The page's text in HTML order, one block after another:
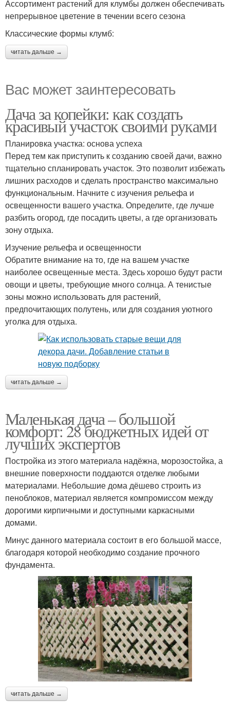
Ассортимент растений для клумбы должен обеспечивать
непрерывное цветение в течении всего сезона
Классические формы клумб:
читать дальше →
Вас может заинтересовать
Дача за копейки: как создать
красивый участок своими руками
Планировка участка: основа успеха
Перед тем как приступить к созданию своей дачи, важно
тщательно спланировать участок. Это позволит избежать
лишних расходов и сделать пространство максимально
функциональным. Начните с изучения рельефа и
освещенности вашего участка. Определите, где лучше
разбить огород, где посадить цветы, а где организовать
зону отдыха.
Изучение рельефа и освещенности
Обратите внимание на то, где на вашем участке
наиболее освещенные места. Здесь хорошо будут расти
овощи и цветы, требующие много солнца. А тенистые
зоны можно использовать для растений,
предпочитающих полутень, или для создания уютного
уголка для отдыха.
читать дальше →
Маленькая дача – большой
комфорт: 28 бюджетных идей от
лучших экспертов
Постройка из этого материала надёжна, морозостойка, а
внешние поверхности поддаются отделке любыми
материалами. Небольшие дома дёшево строить из
пеноблоков, материал является компромиссом между
дорогими кирпичными и доступными каркасными
домами.
Минус данного материала состоит в его большой массе,
благодаря которой необходимо создание прочного
фундамента.
читать дальше →